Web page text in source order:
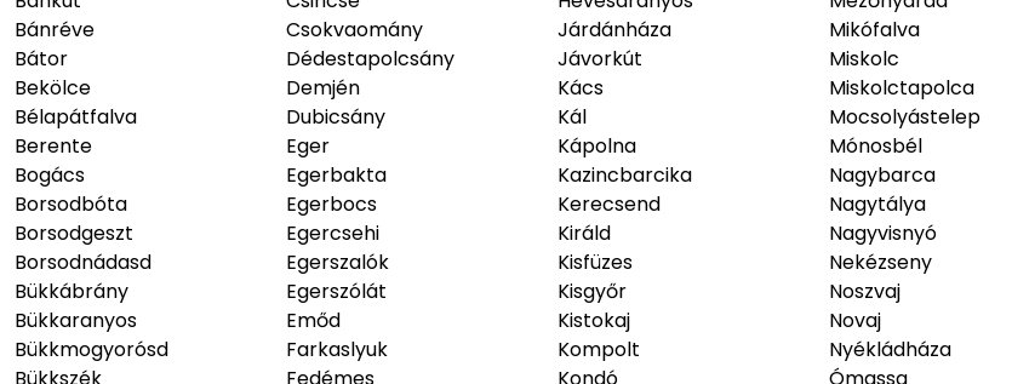
Bánréve
Bátor
Bekölce
Bélapátfalva
Berente
Bogács
Borsodbóta
Borsodgeszt
Borsodnádasd
Bükkábrány
Bükkaranyos
Bükkmogyorósd
Csokvaomány
Dédestapolcsány
Demjén
Dubicsány
Eger
Egerbakta
Egerbocs
Egercsehi
Egerszalók
Egerszólát
Emőd
Farkaslyuk
Járdánháza
Jávorkút
Kács
Kál
Kápolna
Kazincbarcika
Kerecsend
Királd
Kisfüzes
Kisgyőr
Kistokaj
Kompolt
Mikófalva
Miskolc
Miskolctapolca
Mocsolyástelep
Mónosbél
Nagybarca
Nagytálya
Nagyvisnyó
Nekézseny
Noszvaj
Novaj
Nyékládháza